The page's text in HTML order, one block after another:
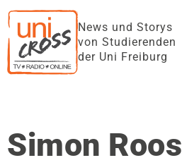
News und Storys
von Studierenden
der Uni Freiburg
Simon Roos